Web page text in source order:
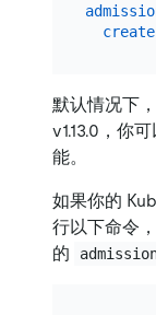
默认情况下
v1.13.0，你
能。
如果你的
行以下命令
的